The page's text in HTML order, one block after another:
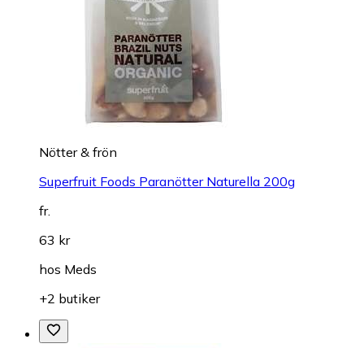
Nötter & frön
Superfruit Foods Paranötter Naturella 200g
fr.
63 kr
hos Meds
+2 butiker